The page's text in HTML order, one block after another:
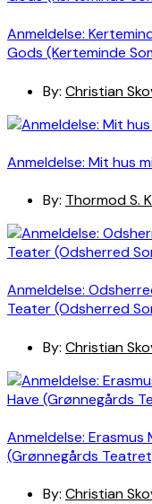
Anmeldelse:
Gods (Kerteminde
By: Christian
Anmeldelse: Mit hus
By: Thormod S.
Anmeldelse:
Teater (Odsherred
By: Christian
Anmeldelse:
(Grønnegårds
By: Christian